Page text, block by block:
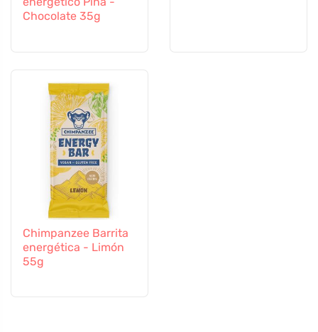
Chocolate 35g
Chimpanzee Barrita
energética - Limón
55g